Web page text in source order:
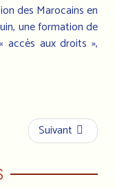
des Marocains en
une formation de
accès aux droits »,
Suivant